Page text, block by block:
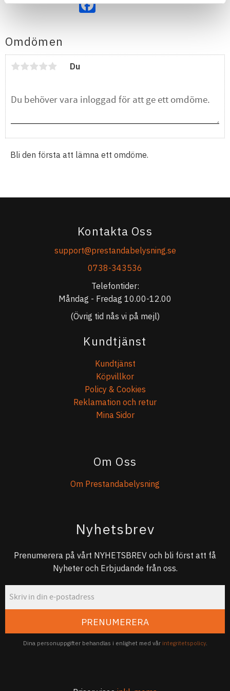
Omdömen
Du
Bli den första att lämna ett omdöme.
Kontakta Oss
support@prestandabelysning.se
0738-343536
Telefontider:
Måndag - Fredag 10.00-12.00
(Övrig tid nås vi på mejl)
Kundtjänst
Kundtjänst
Köpvillkor
Policy & Cookies
Reklamation och retur
Mina Sidor
Om Oss
Om Prestandabelysning
Nyhetsbrev
Prenumerera på vårt NYHETSBREV och bli först att få
Nyheter och Erbjudande från oss.
PRENUMERERA
Dina personuppgifter behandlas i enlighet med vår integritetspolicy.